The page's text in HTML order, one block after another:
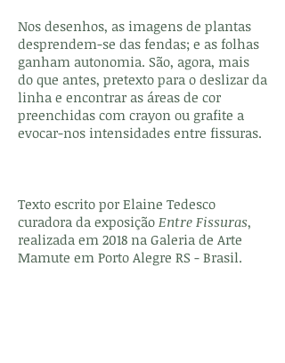
Nos desenhos, as imagens de plantas
desprendem-se das fendas; e as folhas
ganham autonomia. São, agora, mais
do que antes, pretexto para o deslizar da
linha e encontrar as áreas de cor
preenchidas com crayon ou grafite a
evocar-nos intensidades entre fissuras.
Texto escrito por Elaine Tedesco
curadora da exposição Entre Fissuras,
realizada em 2018 na Galeria de Arte
Mamute em Porto Alegre RS - Brasil.